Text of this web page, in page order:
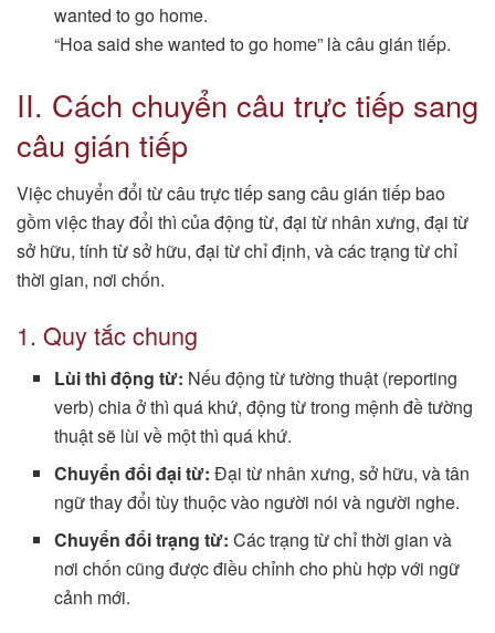
wanted to go home.
“Hoa said she wanted to go home” là câu gián tiếp.
II. Cách chuyển câu trực tiếp sang
câu gián tiếp
Việc chuyển đổi từ câu trực tiếp sang câu gián tiếp bao
gồm việc thay đổi thì của động từ, đại từ nhân xưng, đại từ
sở hữu, tính từ sở hữu, đại từ chỉ định, và các trạng từ chỉ
thời gian, nơi chốn.
1. Quy tắc chung
Lùi thì động từ: Nếu động từ tường thuật (reporting
verb) chia ở thì quá khứ, động từ trong mệnh đề tường
thuật sẽ lùi về một thì quá khứ.
Chuyển đổi đại từ: Đại từ nhân xưng, sở hữu, và tân
ngữ thay đổi tùy thuộc vào người nói và người nghe.
Chuyển đổi trạng từ: Các trạng từ chỉ thời gian và
nơi chốn cũng được điều chỉnh cho phù hợp với ngữ
cảnh mới.